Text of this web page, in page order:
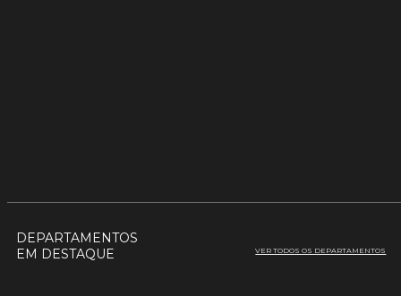
DEPARTAMENTOS
EM DESTAQUE
VER TODOS OS DEPARTAMENTOS